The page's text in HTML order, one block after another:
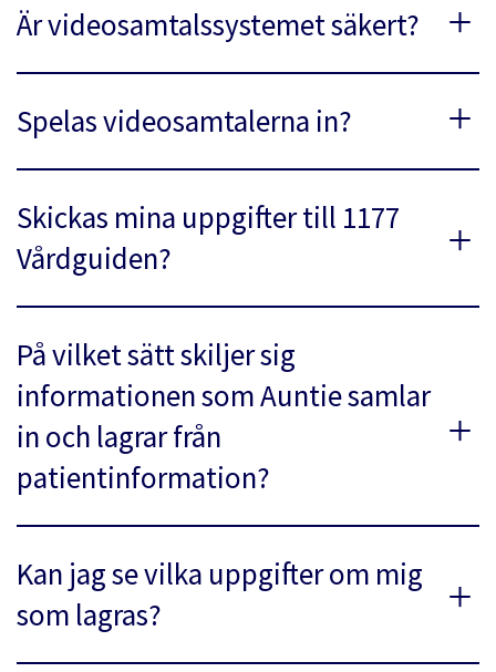
Är videosamtalssystemet säkert?
Spelas videosamtalerna in?
Skickas mina uppgifter till 1177
Vårdguiden?
På vilket sätt skiljer sig
informationen som Auntie samlar
in och lagrar från
patientinformation?
Kan jag se vilka uppgifter om mig
som lagras?